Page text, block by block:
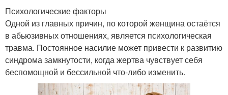
Психологические факторы
Одной из главных причин, по которой женщина остаётся
в абьюзивных отношениях, является психологическая
травма. Постоянное насилие может привести к развитию
синдрома замкнутости, когда жертва чувствует себя
беспомощной и бессильной что-либо изменить.